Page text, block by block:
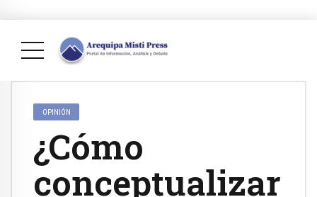
OPINIÓN
¿Cómo
conceptualizar